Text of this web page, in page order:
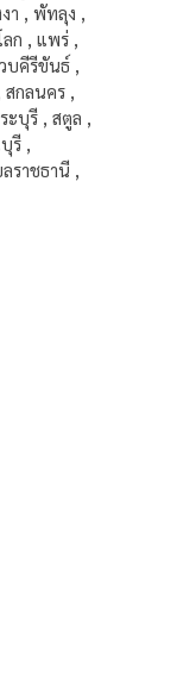
า , พัทลุง ,
ก , แพร่ ,
บคีรีขันธ์ ,
สกลนคร ,
ะบุรี , สตูล ,
รี ,
ราชธานี ,